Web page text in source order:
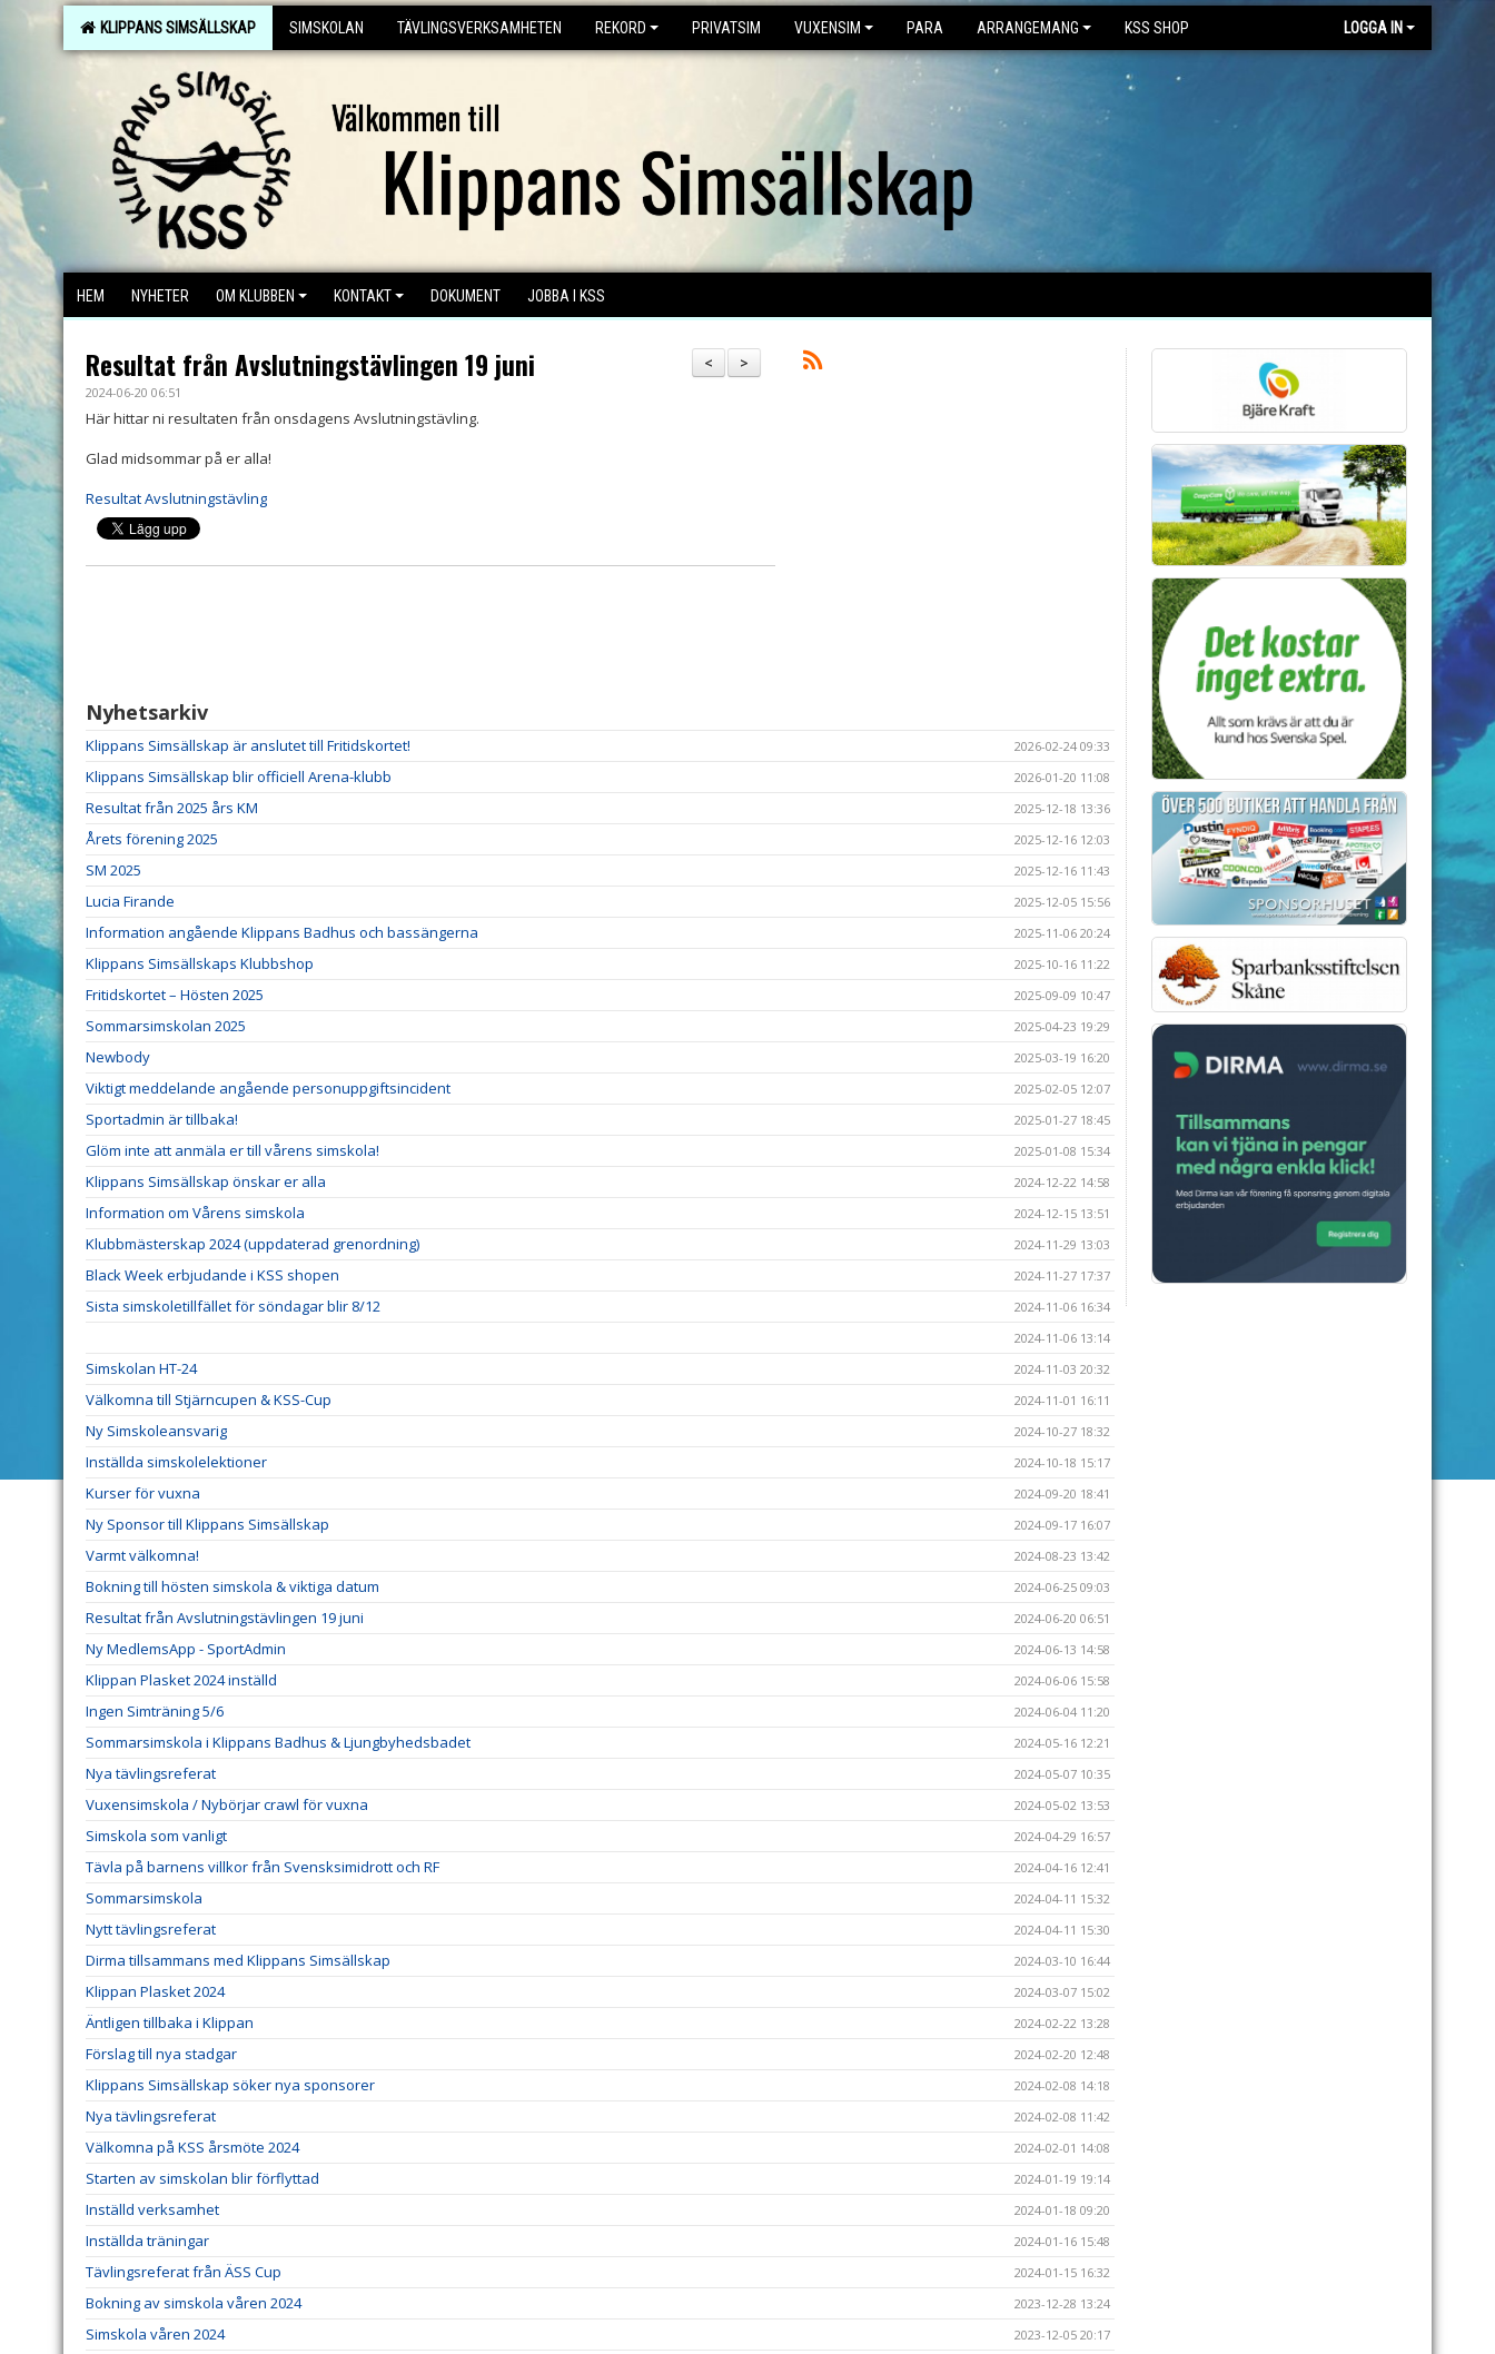
KLIPPANS SIMSÄLLSKAP SIMSKOLAN TÄVLINGSVERKSAMHETEN REKORD PRIVATSIM VUXENSIM PARA ARRANGEMANG KSS SHOP LOGGA IN
Klippans Simsällskap
Välkommen till
HEM NYHETER OM KLUBBEN KONTAKT DOKUMENT JOBBA I KSS
>
<
Resultat från Avslutningstävlingen 19 juni
2024-06-20 06:51
Här hittar ni resultaten från onsdagens Avslutningstävling.
Glad midsommar på er alla!
Resultat Avslutningstävling
Nyhetsarkiv
Klippans Simsällskap är anslutet till Fritidskortet! 2026-02-24 09:33
Klippans Simsällskap blir officiell Arena-klubb 2026-01-20 11:08
Resultat från 2025 års KM 2025-12-18 13:36
Årets förening 2025 2025-12-16 12:03
SM 2025 2025-12-16 11:43
Lucia Firande 2025-12-05 15:56
Information angående Klippans Badhus och bassängerna 2025-11-06 20:24
Klippans Simsällskaps Klubbshop 2025-10-16 11:22
Fritidskortet – Hösten 2025 2025-09-09 10:47
Sommarsimskolan 2025 2025-04-23 19:29
Newbody 2025-03-19 16:20
Viktigt meddelande angående personuppgiftsincident 2025-02-05 12:07
Sportadmin är tillbaka! 2025-01-27 18:45
Glöm inte att anmäla er till vårens simskola! 2025-01-08 15:34
Klippans Simsällskap önskar er alla 2024-12-22 14:58
Information om Vårens simskola 2024-12-15 13:51
Klubbmästerskap 2024 (uppdaterad grenordning) 2024-11-29 13:03
Black Week erbjudande i KSS shopen 2024-11-27 17:37
Sista simskoletillfället för söndagar blir 8/12
2024-11-06 16:34
2024-11-06 13:14
Simskolan HT-24 2024-11-03 20:32
Välkomna till Stjärncupen & KSS-Cup 2024-11-01 16:11
Ny Simskoleansvarig 2024-10-27 18:32
Inställda simskolelektioner 2024-10-18 15:17
Kurser för vuxna 2024-09-20 18:41
Ny Sponsor till Klippans Simsällskap 2024-09-17 16:07
Varmt välkomna! 2024-08-23 13:42
Bokning till hösten simskola & viktiga datum 2024-06-25 09:03
Resultat från Avslutningstävlingen 19 juni 2024-06-20 06:51
Ny MedlemsApp - SportAdmin 2024-06-13 14:58
Klippan Plasket 2024 inställd 2024-06-06 15:58
Ingen Simträning 5/6 2024-06-04 11:20
Sommarsimskola i Klippans Badhus & Ljungbyhedsbadet 2024-05-16 12:21
Nya tävlingsreferat 2024-05-07 10:35
Vuxensimskola / Nybörjar crawl för vuxna 2024-05-02 13:53
Simskola som vanligt 2024-04-29 16:57
Tävla på barnens villkor från Svensksimidrott och RF 2024-04-16 12:41
Sommarsimskola 2024-04-11 15:32
Nytt tävlingsreferat 2024-04-11 15:30
Dirma tillsammans med Klippans Simsällskap 2024-03-10 16:44
Klippan Plasket 2024 2024-03-07 15:02
Äntligen tillbaka i Klippan 2024-02-22 13:28
Förslag till nya stadgar 2024-02-20 12:48
Klippans Simsällskap söker nya sponsorer 2024-02-08 14:18
Nya tävlingsreferat 2024-02-08 11:42
Välkomna på KSS årsmöte 2024 2024-02-01 14:08
Starten av simskolan blir förflyttad 2024-01-19 19:14
Inställd verksamhet 2024-01-18 09:20
Inställda träningar 2024-01-16 15:48
Tävlingsreferat från ÄSS Cup 2024-01-15 16:32
Bokning av simskola våren 2024 2023-12-28 13:24
Simskola våren 2024 2023-12-05 20:17